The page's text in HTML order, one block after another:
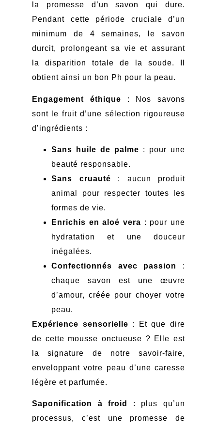
la promesse d’un savon qui dure.
Pendant cette période cruciale d’un
minimum de 4 semaines, le savon
durcit, prolongeant sa vie et assurant
la disparition totale de la soude. Il
obtient ainsi un bon Ph pour la peau.
Engagement éthique : Nos savons
sont le fruit d’une sélection rigoureuse
d’ingrédients :
Sans huile de palme : pour une
beauté responsable.
Sans cruauté : aucun produit
animal pour respecter toutes les
formes de vie.
Enrichis en aloé vera : pour une
hydratation et une douceur
inégalées.
Confectionnés avec passion
:
chaque savon est une œuvre
d’amour, créée pour choyer votre
peau.
Expérience sensorielle : Et que dire
de cette mousse onctueuse ? Elle est
la signature de notre savoir-faire,
enveloppant votre peau d’une caresse
légère et parfumée.
Saponification à froid
: plus qu’un
processus, c’est une promesse de